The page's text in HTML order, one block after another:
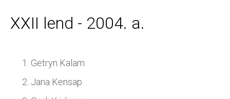
XXII lend - 2004. a.
Getryn Kalam
Jana Kensap